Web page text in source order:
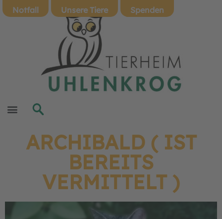
Notfall Unsere Tiere Spenden
ARCHIBALD ( IST
BEREITS
VERMITTELT )